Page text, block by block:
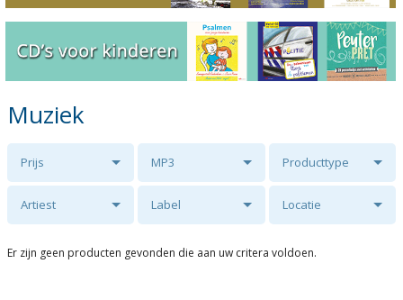
Muziek
Prijs MP3 Producttype
Artiest Label Locatie
Er zijn geen producten gevonden die aan uw critera voldoen.